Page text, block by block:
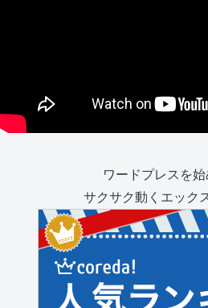
ワードプレスを
サクサク動くエック